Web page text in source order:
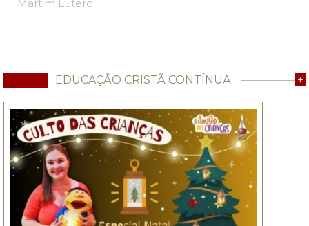
Martim Lutero
EDUCAÇÃO CRISTÃ CONTÍNUA +